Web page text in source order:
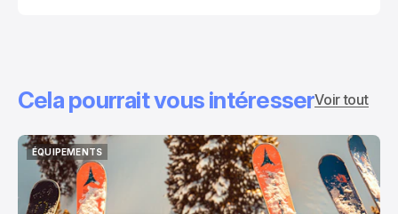
Cela pourrait vous intéresserVoir tout
ÉQUIPEMENTS
ÉQUIPEMENTS